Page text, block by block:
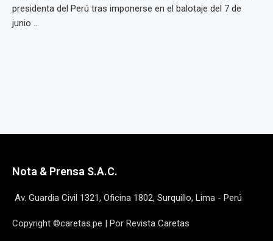
presidenta del Perú tras imponerse en el balotaje del 7 de
junio ...
Nota & Prensa S.A.C.
Av. Guardia Civil 1321, Oficina 1802, Surquillo, Lima - Perú
Copyright ©caretas.pe | Por Revista Caretas